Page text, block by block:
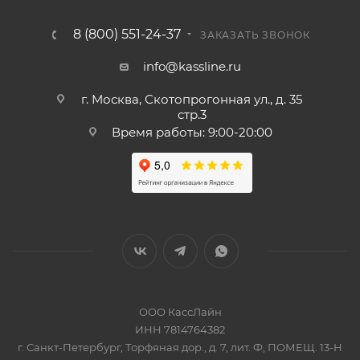
8 (800) 551-24-37 ЗАКАЗАТЬ ЗВОНОК
info@kassline.ru
г. Москва, Скотопрогонная ул., д. 35
стр.3
Время работы: 9:00-20:00
ООО КассЛайн
ИНН 7814764382
г. Санкт-Петербург, Торфяная дор., д. 7, лит. Ф, ПОМЕЩ. 13-Н